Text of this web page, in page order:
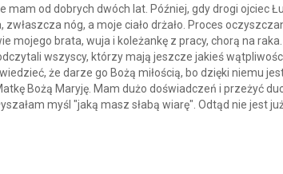
mam od dobrych dwóch lat. Później, gdy drogi ojciec
zwłaszcza nóg, a moje ciało drżało. Proces
mojego brata, wuja i koleżankę z pracy, chorą na
wszyscy, którzy mają jeszcze jakieś
że darze go Bożą miłością, bo dzięki niemu
Bożą Maryję. Mam dużo doświadczeń i przeżyć
myśl "jaką masz słabą wiarę". Odtąd nie jest już